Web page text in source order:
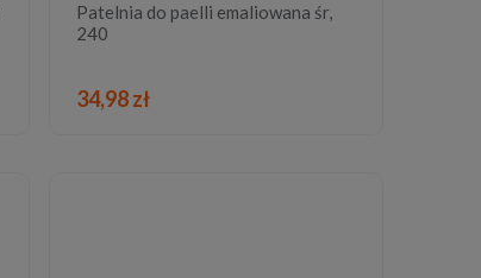
Patelnia do paelli emaliowana śr,
240
34,98 zł